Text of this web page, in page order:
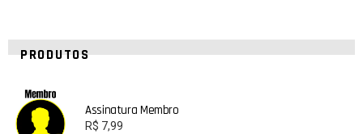
PRODUTOS
Assinatura Membro
R$ 7,99